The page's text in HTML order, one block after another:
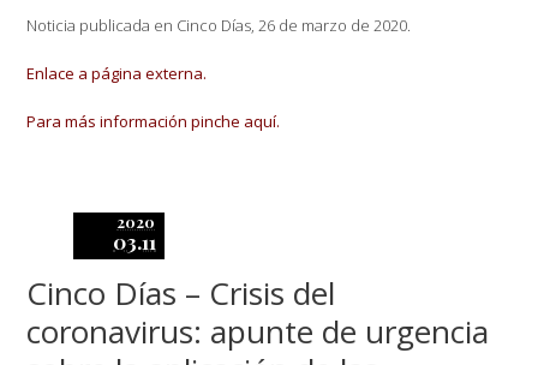
Noticia publicada en Cinco Días, 26 de marzo de 2020.
Enlace a página externa.
Para más información pinche aquí.
2020
03.11
Cinco Días – Crisis del
coronavirus: apunte de urgencia